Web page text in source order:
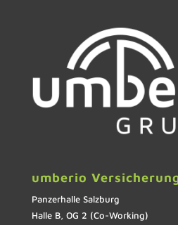
umberio
Panzerhalle Salzburg
Halle B, OG 2 (Co-Working)